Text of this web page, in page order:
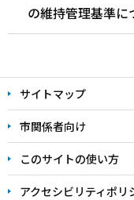
の維持管理基準に
文
こ
こ
ま
で
サイトマップ
市関係者向け
このサイトの使い方
アクセシビリティポリ